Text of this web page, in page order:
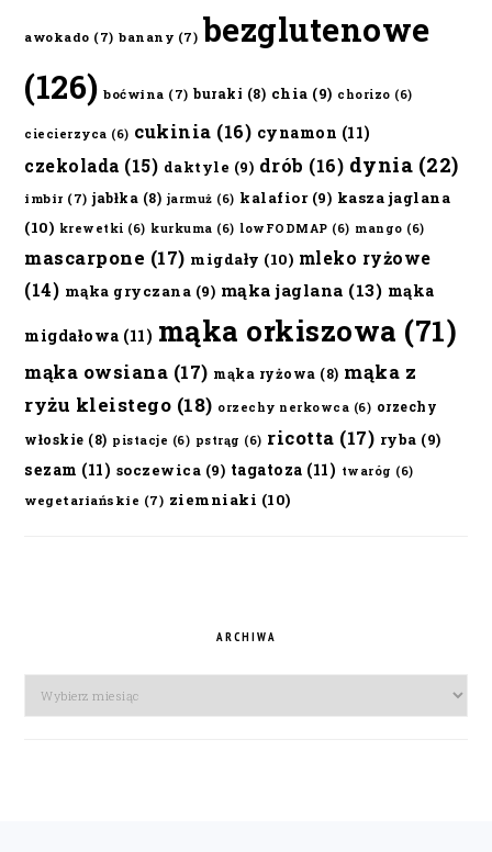
awokado (7) banany (7) bezglutenowe
(126) boćwina (7) buraki (8) chia (9) chorizo (6)
ciecierzyca (6) cukinia (16) cynamon (11)
czekolada (15) daktyle (9) drób (16) dynia (22)
imbir (7) jabłka (8) jarmuż (6) kalafior(9) kasza jaglana
(10) krewetki (6) kurkuma (6) lowFODMAP (6) mango (6)
mascarpone (17) migdały (10) mleko ryżowe
(14) mąka gryczana (9) mąka jaglana (13) mąka
migdałowa (11) mąka orkiszowa (71)
mąka owsiana (17) mąka ryżowa (8) mąka z
ryżu kleistego (18) orzechy nerkowca (6) orzechy
włoskie (8) pistacje (6) pstrąg (6) ricotta (17) ryba (9)
sezam (11) soczewica (9) tagatoza (11) twaróg (6)
wegetariańskie (7) ziemniaki (10)
ARCHIWA
Archiwa